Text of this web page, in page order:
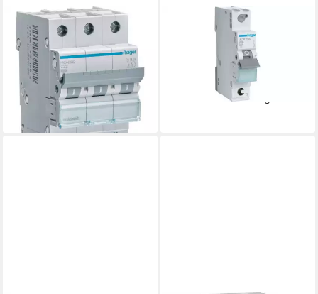
Schalter Hager MCN332
MCN332
Leitungsschutzschalter
3phasig 230 V, 400 V
72,80 €
lieferbar - in 2-3 Werktagen bei dir
Leitungsortungsgerät Hager
Leitungsschutzschalter C 16A
1-polig MCS110
ab 20,39 €
lieferbar - in 2-3 Werktagen bei dir